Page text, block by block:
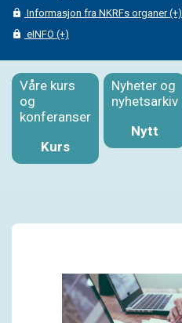
Informasjon fra NKRFs organer (+)
eINFO (+)
Våre kurs
og
konferanser
Kurs
Nyheter og
nyhetsarkiv
Nytt